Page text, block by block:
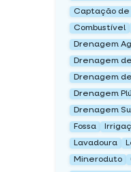
Captação de
Combustível
Drenagem
Drenagem
Drenagem
Drenagem
Drenagem
Fossa
Lavadoura
Mineroduto